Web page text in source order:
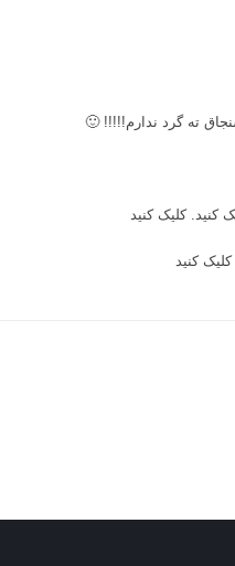
ته گرد ندارم!!!!! 🙂
کنید.کلیک کنید
کلیک کنید